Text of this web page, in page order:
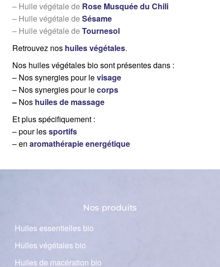
– Huile végétale de Rose Musquée du Chili
– Huile végétale de Sésame
– Huile végétale de Tournesol
Retrouvez nos huiles végétales.
Nos huiles végétales bio sont présentes dans :
– Nos synergies pour levisage
– Nos synergies pour lecorps
– Nos huiles de massage
Et plus spécifiquement :
– pour lessportifs
– en aromathérapie energétique
Nos produits
Huiles essentielles bio
Huiles végétales bio
Huiles de macération bio